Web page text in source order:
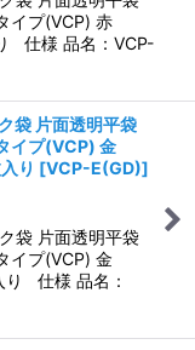
イプ(VCP) 赤
仕様 品名：VCP-
袋 片面透明平袋
イプ(VCP) 金
り [VCP-E(GD)]
袋 片面透明平袋
イプ(VCP) 金
り 仕様 品名：